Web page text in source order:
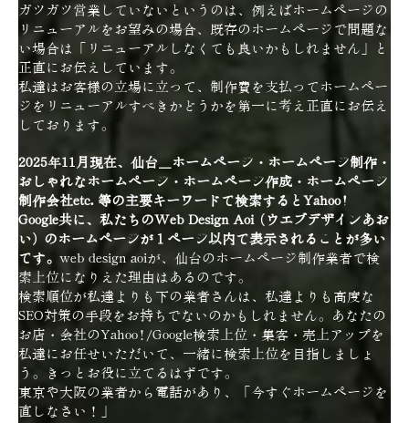
ガツガツ営業していないというのは、例えばホームページの
リニューアルをお望みの場合、既存のホームページで問題な
い場合は「リニューアルしなくても良いかもしれません」と
正直にお伝えしています。
私達はお客様の立場に立って、制作費を支払ってホームペー
ジをリニューアルすべきかどうかを第一に考え正直にお伝え
しております。
2025年11月現在、仙台＿ホームページ・ホームページ制作・
おしゃれなホームページ・ホームページ作成・ホームページ
制作会社etc. 等の主要キーワードで検索するとYahoo!
Google共に、私たちのWeb Design Aoi (ウエブデザインあお
い) のホームページが１ページ以内で表示されることが多い
です。 web design aoiが、仙台のホームページ制作業者で検
索上位になりえた理由はあるのです。
検索順位が私達よりも下の業者さんは、私達よりも高度な
SEO対策の手段をお持ちでないのかもしれません。あなたの
お店・会社のYahoo!/Google検索上位・集客・売上アップを
私達にお任せいただいて、一緒に検索上位を目指しましょ
う。きっとお役に立てるはずです。
東京や大阪の業者から電話があり、「今すぐホームページを
直しなさい！」